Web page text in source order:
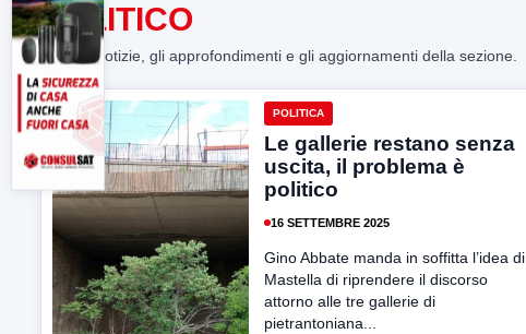
POLITICO
Tutte le notizie, gli approfondimenti e gli aggiornamenti della sezione.
POLITICA
Le gallerie restano senza
uscita, il problema è
politico
16 SETTEMBRE 2025
Gino Abbate manda in soffitta l’idea di
Mastella di riprendere il discorso
attorno alle tre gallerie di
pietrantoniana...